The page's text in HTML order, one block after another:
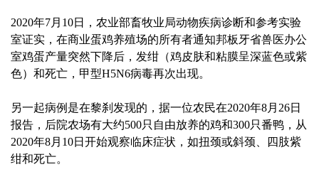
2020年7月10日，农业部畜牧业局动物疾病诊断和参考实验
室证实，在商业蛋鸡养殖场的所有者通知邦板牙省兽医办公
室鸡蛋产量突然下降后，发绀（鸡皮肤和粘膜呈深蓝色或紫
色）和死亡，甲型H5N6病毒再次出现。
另一起病例是在黎刹发现的，据一位农民在2020年8月26日
报告，后院农场有大约500只自由放养的鸡和300只番鸭，从
2020年8月10日开始观察临床症状，如扭颈或斜颈、四肢紫
绀和死亡。